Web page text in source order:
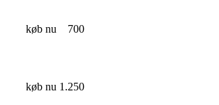
køb nu 700
køb nu 1.250